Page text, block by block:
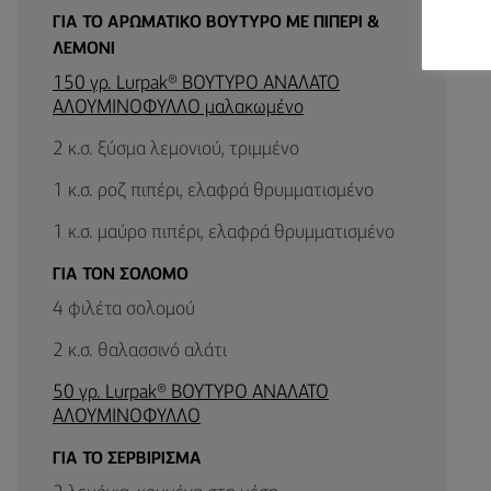
ΓΙΑ ΤΟ ΑΡΩΜΑΤΙΚΟ ΒΟΥΤΥΡΟ ΜΕ ΠΙΠΕΡΙ &
ΛΕΜΟΝΙ
150 γρ. Lurpak® BΟΥΤΥΡΟ ΑΝΑΛΑΤΟ
ΑΛΟΥΜΙΝΟΦΥΛΛΟ μαλακωμένο
2 κ.σ. ξύσμα λεμονιού, τριμμένο
1 κ.σ. ροζ πιπέρι, ελαφρά θρυμματισμένο
1 κ.σ. μαύρο πιπέρι, ελαφρά θρυμματισμένο
ΓΙΑ ΤΟΝ ΣΟΛΟΜΌ
4 φιλέτα σολομού
2 κ.σ. θαλασσινό αλάτι
50 γρ. Lurpak® BΟΥΤΥΡΟ ΑΝΑΛΑΤΟ
ΑΛΟΥΜΙΝΟΦΥΛΛΟ
ΓΙΑ ΤΟ ΣΕΡΒΙΡΙΣΜΑ